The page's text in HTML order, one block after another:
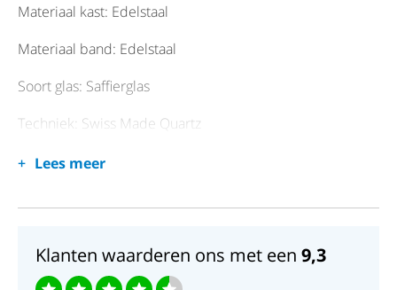
Materiaal kast: Edelstaal
Materiaal band: Edelstaal
Soort glas: Saffierglas
Techniek: Swiss Made Quartz
Dag/Datum: Datum
Afmetingen: Diameter 42mm
Lees meer
Klanten waarderen ons met een 9,3